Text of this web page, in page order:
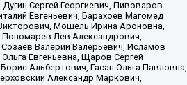
Сергей Георгиевич, Пивоваров
Евгеньевич, Барахоев Магомед
Мошель Ирина Ароновна,
Лев Александрович,
Валерий Валерьевич, Исламов
Евгеньевна, Щаров Сергей
Альбертович, Гасан Ольга Павловна,
Александр Маркович,